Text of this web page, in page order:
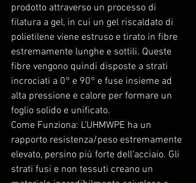
prodotto attraverso un processo di
filatura a gel, in cui un gel riscaldato di
polietilene viene estruso e tirato in fibre
estremamente lunghe e sottili. Queste
fibre vengono quindi disposte a strati
incrociati a 0° e 90° e fuse insieme ad
alta pressione e calore per formare un
foglio solido e unificato.
Come Funziona: L'UHMWPE ha un
rapporto resistenza/peso estremamente
elevato, persino più forte dell'acciaio. Gli
strati fusi e non tessuti creano un